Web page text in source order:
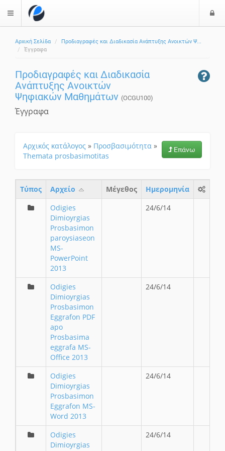
$langMenu
Αρχική Σελίδα
Προδιαγραφές και Διαδικασία Ανάπτυξης Ανοικτών Ψ...
Έγγραφα
Προδιαγραφές και Διαδικασία
Ανάπτυξης Ανοικτών
Ψηφιακών Μαθημάτων (OCGU100)
Έγγραφα
Επάνω
Αρχικός κατάλογος » Προσβασιμότητα »
Themata prosbasimotitas
Τύπος Aρχείο Μέγεθος
Ημερομηνία
Odigies
Dimioyrgias
Prosbasimon
paroysiaseon
MS-
PowerPoint
2013
24/6/14
Odigies
Dimioyrgias
Prosbasimon
Eggrafon PDF
apo
Prosbasima
eggrafa MS-
Office 2013
24/6/14
Odigies
Dimioyrgias
Prosbasimon
Eggrafon MS-
Word 2013
24/6/14
Odigies
Dimioyrgias
24/6/14